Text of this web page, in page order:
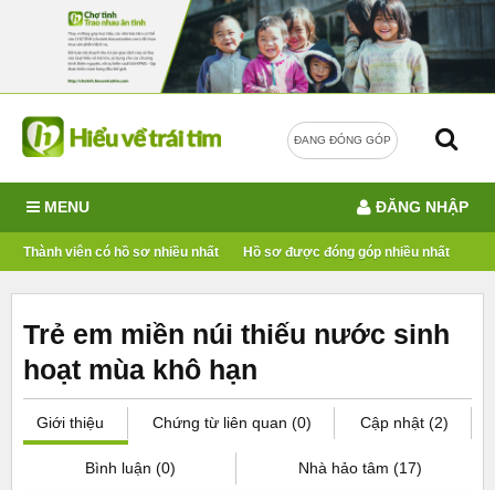
ĐANG ĐÓNG GÓP
MENU
Thành viên có hồ sơ nhiều nhất Hồ sơ được đóng góp nhiều nhất
ĐĂNG NHẬP
Trẻ em miền núi thiếu nước sinh
hoạt mùa khô hạn
Giới thiệu Chứng từ liên quan (0) Cập nhật (2)
Bình luận (0) Nhà hảo tâm (17)